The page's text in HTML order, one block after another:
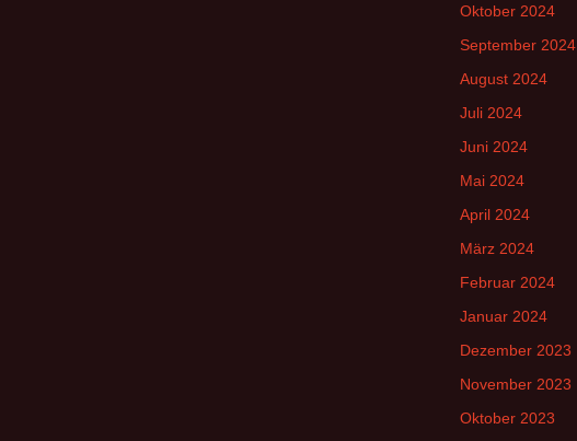
Oktober 2024
September 2024
August 2024
Juli 2024
Juni 2024
Mai 2024
April 2024
März 2024
Februar 2024
Januar 2024
Dezember 2023
November 2023
Oktober 2023